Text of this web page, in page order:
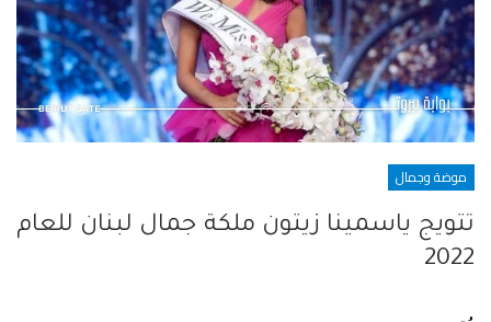
موضة وجمال
تتويج ياسمينا زيتون ملكة جمال لبنان للعام
2022